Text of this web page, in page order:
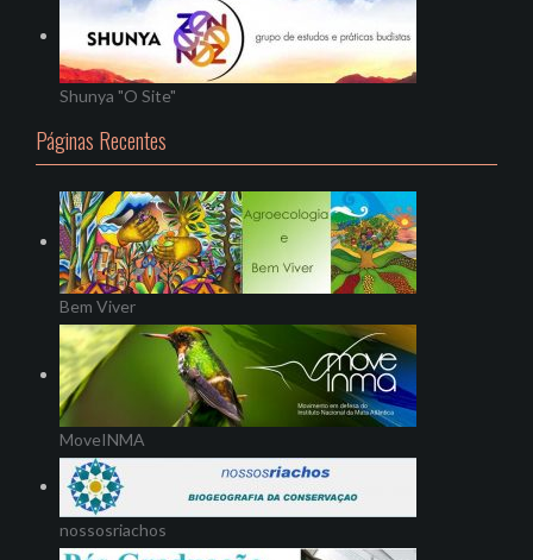
Shunya "O Site"
Páginas Recentes
Bem Viver
MoveINMA
nossosriachos